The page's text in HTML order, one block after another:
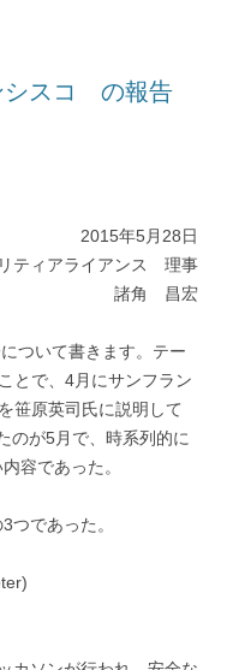
シスコ の報告
2015年5月28日
ティアライアンス 理事
諸角 昌宏
ついて書きます。テー
とで、4月にサンフラン
笹原英司氏に説明して
のが5月で、時系列的に
容であった。
つであった。